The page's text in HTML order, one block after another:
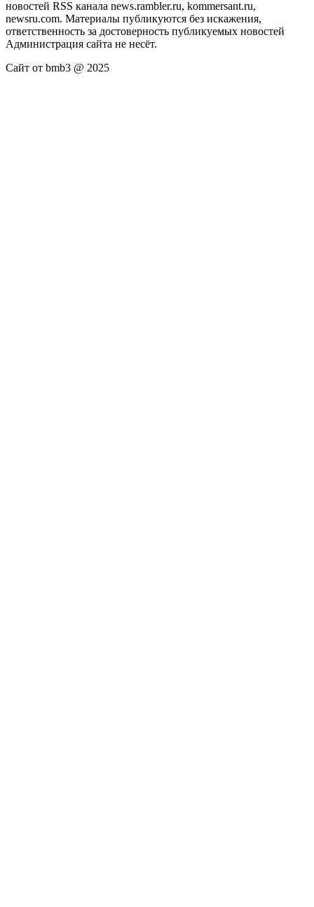
новостей RSS канала news.rambler.ru, kommersant.ru,
newsru.com. Материалы публикуются без искажения,
ответственность за достоверность публикуемых новостей
Администрация сайта не несёт.
Сайт от bmb3 @ 2025